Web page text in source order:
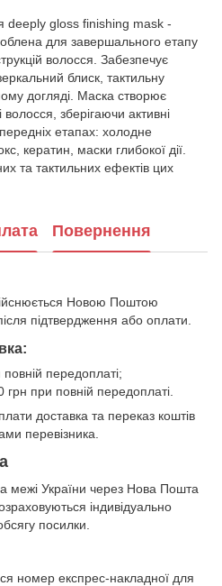
deeply gloss finishing mask -
для завершального етапу
волосся. Забезпечує
блиск, тактильну
догляді. Маска створює
зберігаючи активні
етапах: холодне
кератин, маски глибокої дії.
та тактильних ефектів цих
Повернення
Новою Поштою
підтвердження або оплати.
передоплаті;
при повній передоплаті.
доставка та переказ коштів
перевізника.
межі України через Нова Пошта
індивідуально
посилки.
номер експрес-накладної для